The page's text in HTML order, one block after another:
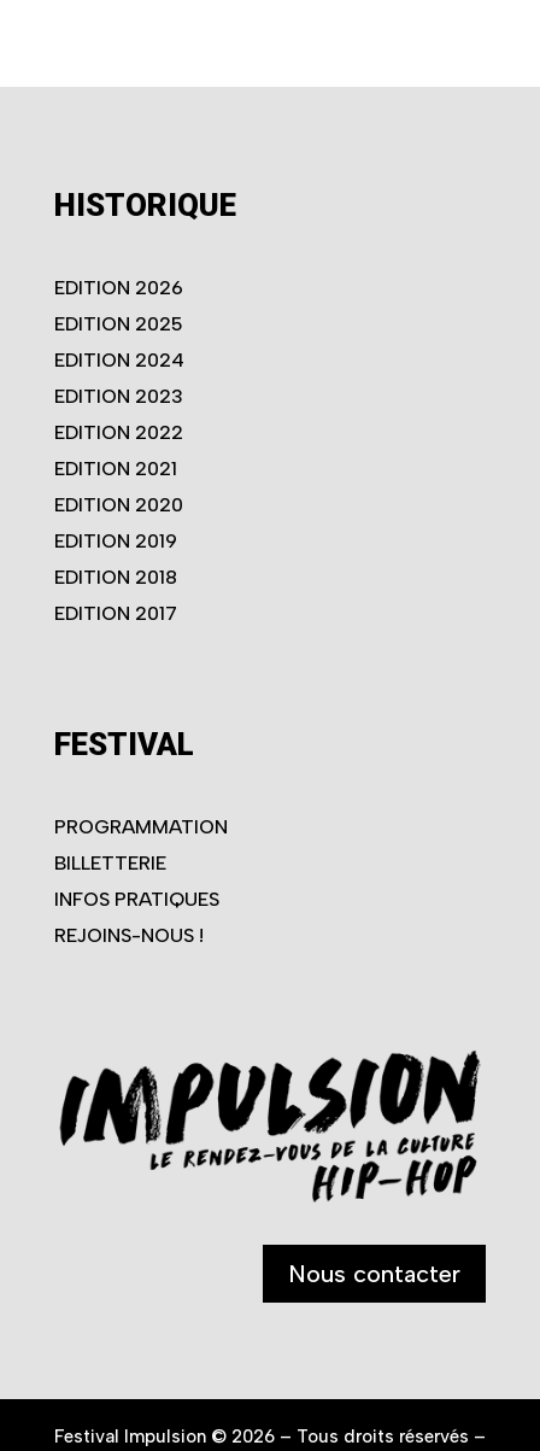
HISTORIQUE
EDITION 2026
EDITION 2025
EDITION 2024
EDITION 2023
EDITION 2022
EDITION 2021
EDITION 2020
EDITION 2019
EDITION 2018
EDITION 2017
FESTIVAL
PROGRAMMATION
BILLETTERIE
INFOS PRATIQUES
REJOINS-NOUS !
Nous contacter
Festival Impulsion © 2026 – Tous droits réservés –